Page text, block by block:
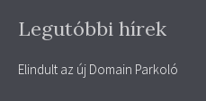
Legutóbbi hírek
Elindult az új Domain Parkoló